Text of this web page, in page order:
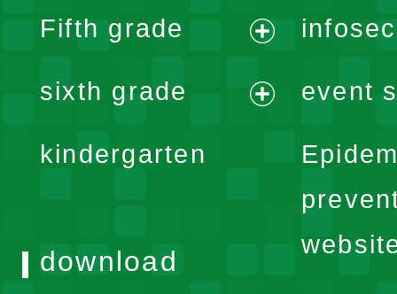
menu
Fifth grade
menu
sixth grade
kindergarten
event
download